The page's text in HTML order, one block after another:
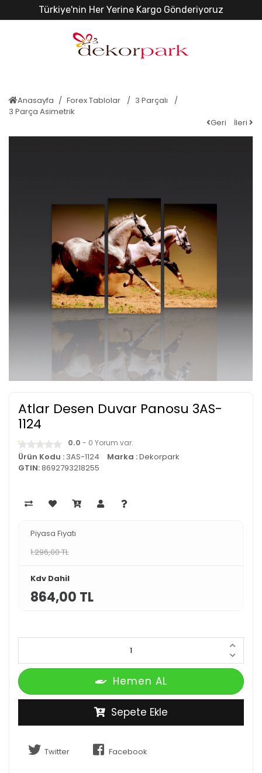
Türkiye'nin Her Yerine Kargo Gönderiyoruz
Anasayfa Forex Tablolar
3 Parçalı
3 Parça Asimetrik
Geri
İleri
Atlar Desen Duvar Panosu 3AS-
1124
0.0 - 0 Yorum var.
Ürün Kodu : 3AS-1124 Marka :Dekorpark
GTIN:8692793218255
Piyasa Fiyatı
1.296,00 TL
Kdv Dahil
864,00 TL
Hemen AL
Sepete Ekle
Twitter Facebook